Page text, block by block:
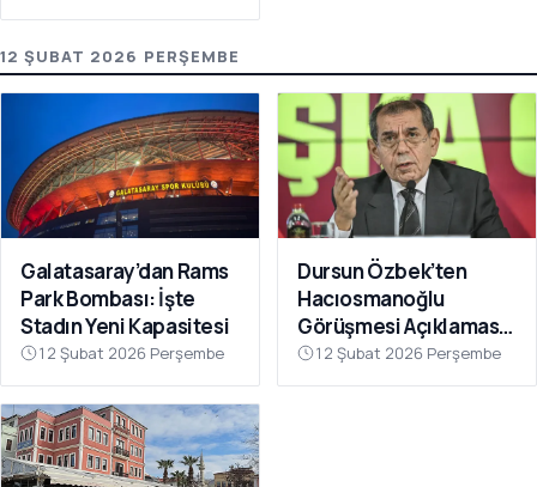
12 ŞUBAT 2026 PERŞEMBE
Galatasaray’dan Rams
Park Bombası: İşte
Stadın Yeni Kapasitesi
12 Şubat 2026 Perşembe
Dursun Özbek’ten
Hacıosmanoğlu
Görüşmesi Açıklaması:
“Galatasaray’ı Bu Tür
İddialarla
12 Şubat 2026 Perşembe